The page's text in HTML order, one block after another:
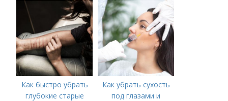
Как быстро убрать
глубокие старые
Как убрать сухость
под глазами и